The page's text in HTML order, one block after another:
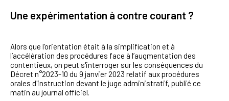
Une expérimentation à contre courant ?
Alors que l’orientation était à la simplification et à
l’accélération des procédures face à l’augmentation des
contentieux, on peut s'interroger sur les conséquences du
Décret n°2023-10 du 9 janvier 2023 relatif aux procédures
orales d'instruction devant le juge administratif, publié ce
matin au journal officiel.